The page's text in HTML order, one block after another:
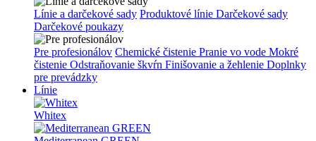
Línie a darčekové sady Produktové línie Darčekové sady
Darčekové poukazy
Pre profesionálov Chemické čistenie Pranie vo vode Mokré
čistenie Odstraňovanie škvŕn Finišovanie a žehlenie Doplnky
pre prevádzky
Línie
Whitex